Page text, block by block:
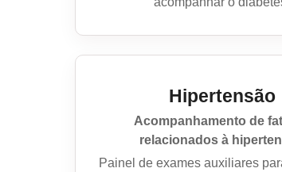
Hipertensão
Acompanhamento de
relacionados à
Painel de exames auxiliares